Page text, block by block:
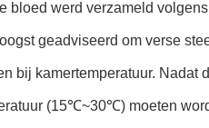
bloed werd verzameld
geadviseerd om verse
bij kamertemperatuur. Nadat
(15℃~30℃) moeten